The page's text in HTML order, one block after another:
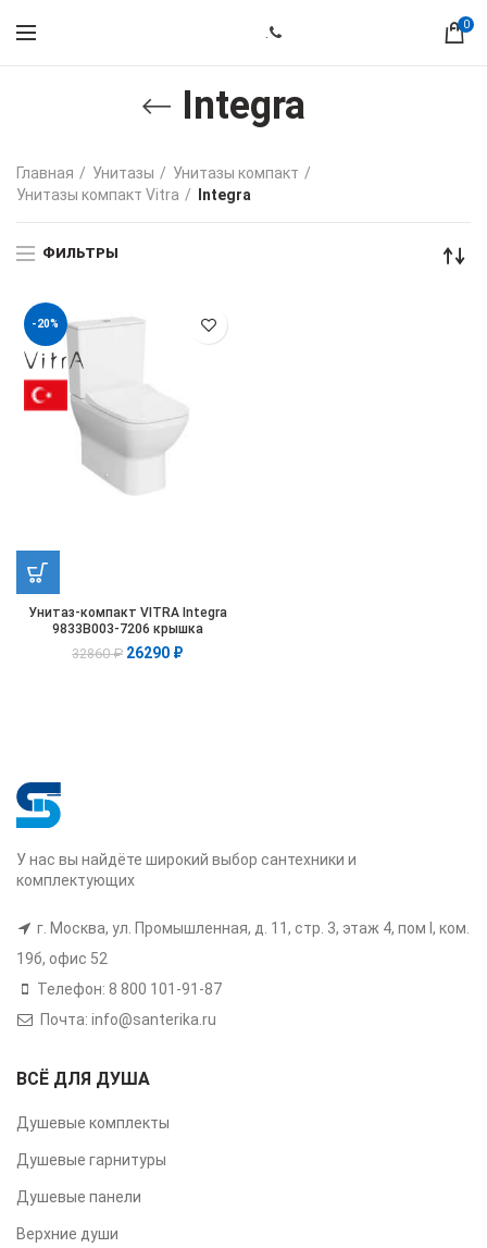
0
Integra
Главная Унитазы
Унитазы компакт
Унитазы компакт Vitra
Integra
ФИЛЬТРЫ
-20%
Унитаз-компакт VITRA Integra
9833B003-7206 крышка
микролифт
32860₽ 26290 ₽
У нас вы найдёте широкий выбор сантехники и
комплектующих
г. Москва, ул. Промышленная, д. 11, стр. 3, этаж 4, пом I, ком.
19б, офис 52
Телефон: 8 800 101-91-87
Почта: info@santerika.ru
ВСЁ ДЛЯ ДУША
Душевые комплекты
Душевые гарнитуры
Душевые панели
Верхние души